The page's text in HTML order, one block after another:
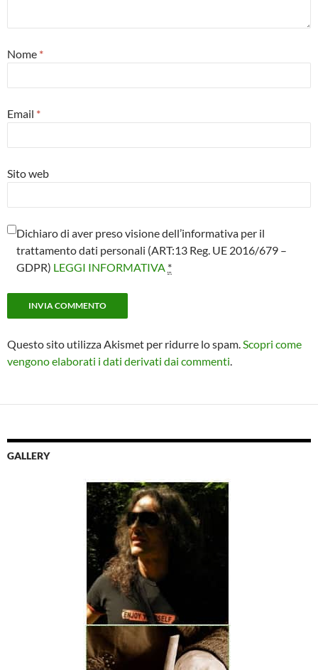
Nome *
Email *
Sito web
Dichiaro di aver preso visione dell’informativa per il
trattamento dati personali (ART:13 Reg. UE 2016/679 –
GDPR) LEGGI INFORMATIVA *
Questo sito utilizza Akismet per ridurre lo spam. Scopri come
vengono elaborati i dati derivati dai commenti
GALLERY